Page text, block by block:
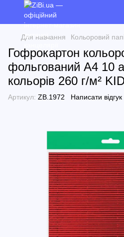
Для навчання Кольоровий
Гофрокартон
фольгований А4 10
кольорів 260 г/м²
Артикул: ZB.1972 Написати відгук